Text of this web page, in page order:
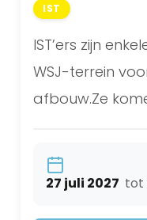
IST
IST’ers zijn
WSJ-terrein
afbouw.Ze
27 juli 2027 tot